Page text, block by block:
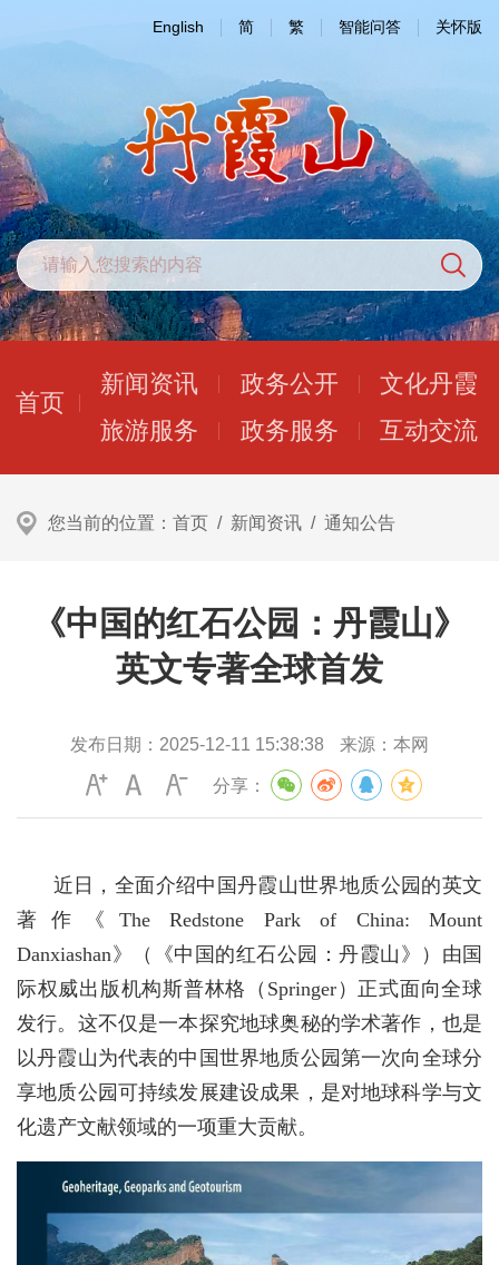
English 简 繁 智能问答 关怀版
首页
新闻资讯 政务公开
文化丹霞
旅游服务
政务服务 互动交流
您当前的位置： 首页 / 新闻资讯 / 通知公告
《中国的红石公园：丹霞山》
英文专著全球首发
发布日期： 2025-12-11 15:38:38 来源： 本网
分享：
近日，全面介绍中国丹霞山世界地质公园的英文
著作《The Redstone Park of China: Mount
Danxiashan》（《中国的红石公园：丹霞山》）由国
际权威出版机构斯普林格（Springer）正式面向全球
发行。这不仅是一本探究地球奥秘的学术著作，也是
以丹霞山为代表的中国世界地质公园第一次向全球分
享地质公园可持续发展建设成果，是对地球科学与文
化遗产文献领域的一项重大贡献。